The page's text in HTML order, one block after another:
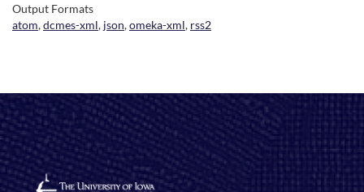
Output Formats
atom,dcmes-xml, json,omeka-xml, rss2